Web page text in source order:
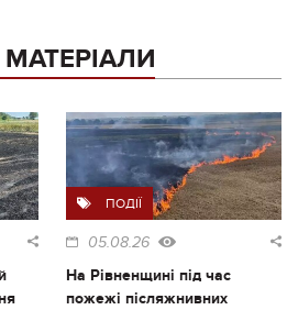
ПОДІЇ
05.08.26
На Рівненщині під час
пожежі післяжнивних